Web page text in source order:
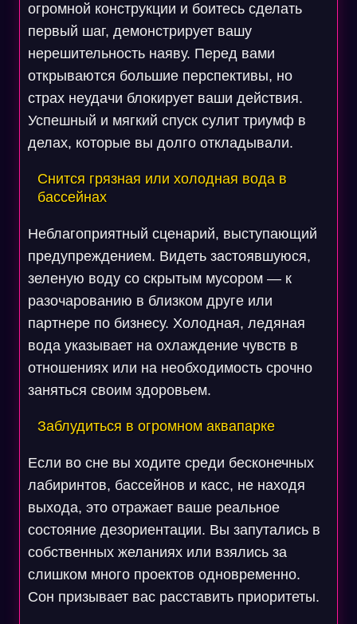
огромной конструкции и боитесь сделать
первый шаг, демонстрирует вашу
нерешительность наяву. Перед вами
открываются большие перспективы, но
страх неудачи блокирует ваши действия.
Успешный и мягкий спуск сулит триумф в
делах, которые вы долго откладывали.
Снится грязная или холодная вода в
бассейнах
Неблагоприятный сценарий, выступающий
предупреждением. Видеть застоявшуюся,
зеленую воду со скрытым мусором — к
разочарованию в близком друге или
партнере по бизнесу. Холодная, ледяная
вода указывает на охлаждение чувств в
отношениях или на необходимость срочно
заняться своим здоровьем.
Заблудиться в огромном аквапарке
Если во сне вы ходите среди бесконечных
лабиринтов, бассейнов и касс, не находя
выхода, это отражает ваше реальное
состояние дезориентации. Вы запутались в
собственных желаниях или взялись за
слишком много проектов одновременно.
Сон призывает вас расставить приоритеты.